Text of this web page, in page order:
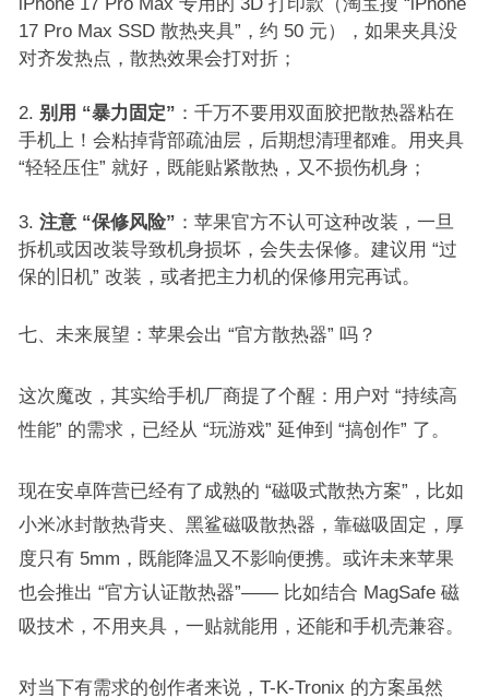
17 Pro Max SSD 散热夹具”，约 50 元），如果夹具没
对齐发热点，散热效果会打对折；​
别用 “暴力固定” ：千万不要用双面胶把散热器粘在
手机上！会粘掉背部疏油层，后期想清理都难。用夹具
“轻轻压住” 就好，既能贴紧散热，又不损伤机身；​
注意 “保修风险” ：苹果官方不认可这种改装，一旦
拆机或因改装导致机身损坏，会失去保修。建议用 “过
保的旧机” 改装，或者把主力机的保修用完再试。​
七、未来展望：苹果会出 “官方散热器” 吗？​
这次魔改，其实给手机厂商提了个醒：用户对 “持续高
性能” 的需求，已经从 “玩游戏” 延伸到 “搞创作” 了。​
现在安卓阵营已经有了成熟的 “磁吸式散热方案”，比如
小米冰封散热背夹、黑鲨磁吸散热器，靠磁吸固定，厚
度只有 5mm，既能降温又不影响便携。或许未来苹果
也会推出 “官方认证散热器”—— 比如结合 MagSafe 磁
吸技术，不用夹具，一贴就能用，还能和手机壳兼容。​
对当下有需求的创作者来说，T-K-Tronix 的方案虽然